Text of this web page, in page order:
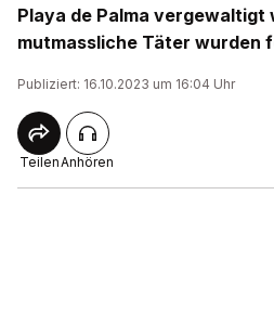
Playa de Palma vergewaltigt
mutmassliche Täter wurden
Publiziert: 16.10.2023 um 16:04 Uhr
TeilenAnhören